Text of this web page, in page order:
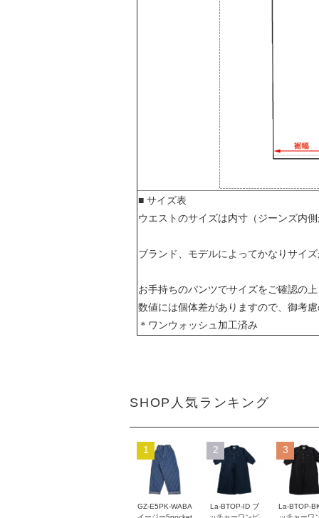
■ サイズ表
ウエストのサイズは内寸（ジーンズ内
ブランド、モデルによってかなりサイ
お手持ちのパンツでサイズをご確認の
数値には個体差がありますので、御考
＊ワンウォッシュ加工済み
SHOP人気ランキング
1
GZ-E5PK-WABA
2
La-BTOP-ID ブ
3
La-BTOP-